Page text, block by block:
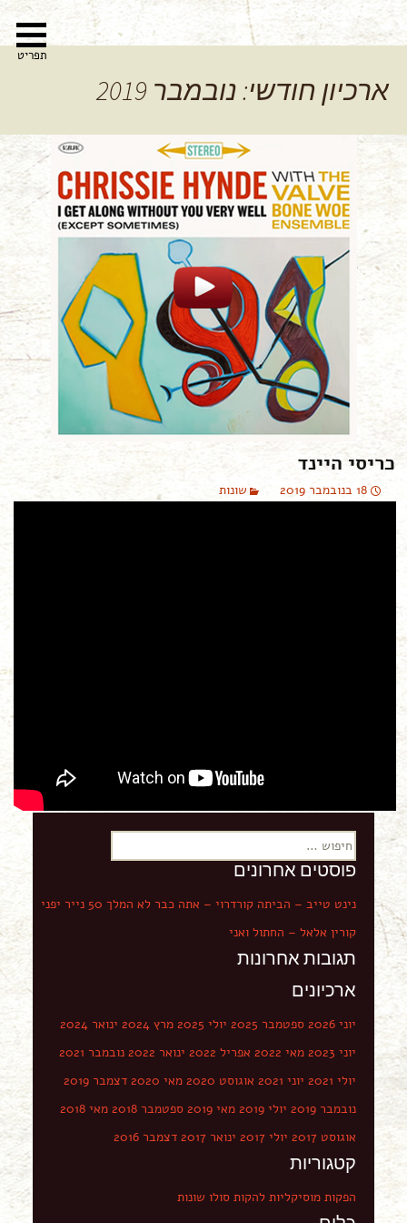
לדלג
לתוכן
חיפוש:
ארכיון חודשי: נובמבר 2019
כריסי היינד
18 בנובמבר 2019 שונות
ח
י
פ
ו
:
פוסטים אחרונים
נינט טייב – הביתה קורדרוי – אתה כבר לא המלך 50 נייר יפני
קורין אלאל – החתול ואני
תגובות אחרונות
ארכיונים
יוני 2026 ספטמבר 2025 יולי 2025 מרץ 2024
ינואר 2024
יוני 2023
מאי 2022 אפריל 2022 ינואר 2022
נובמבר 2021
יולי 2021
יוני 2021 אוגוסט 2020 מאי 2020
דצמבר 2019
נובמבר 2019
יולי 2019 מאי 2019 ספטמבר 2018
מאי 2018
אוגוסט 2017
יולי 2017 ינואר 2017 דצמבר 2016
קטגוריות
הפקות מוסיקליות להקות סולו שונות
תפריט